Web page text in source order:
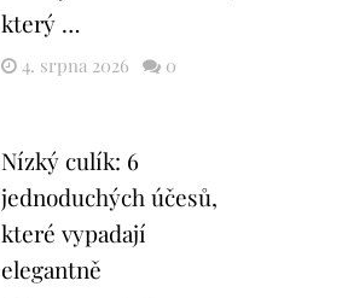
který …
4. srpna 2026 0
Nízký culík: 6
jednoduchých účesů,
které vypadají
elegantně